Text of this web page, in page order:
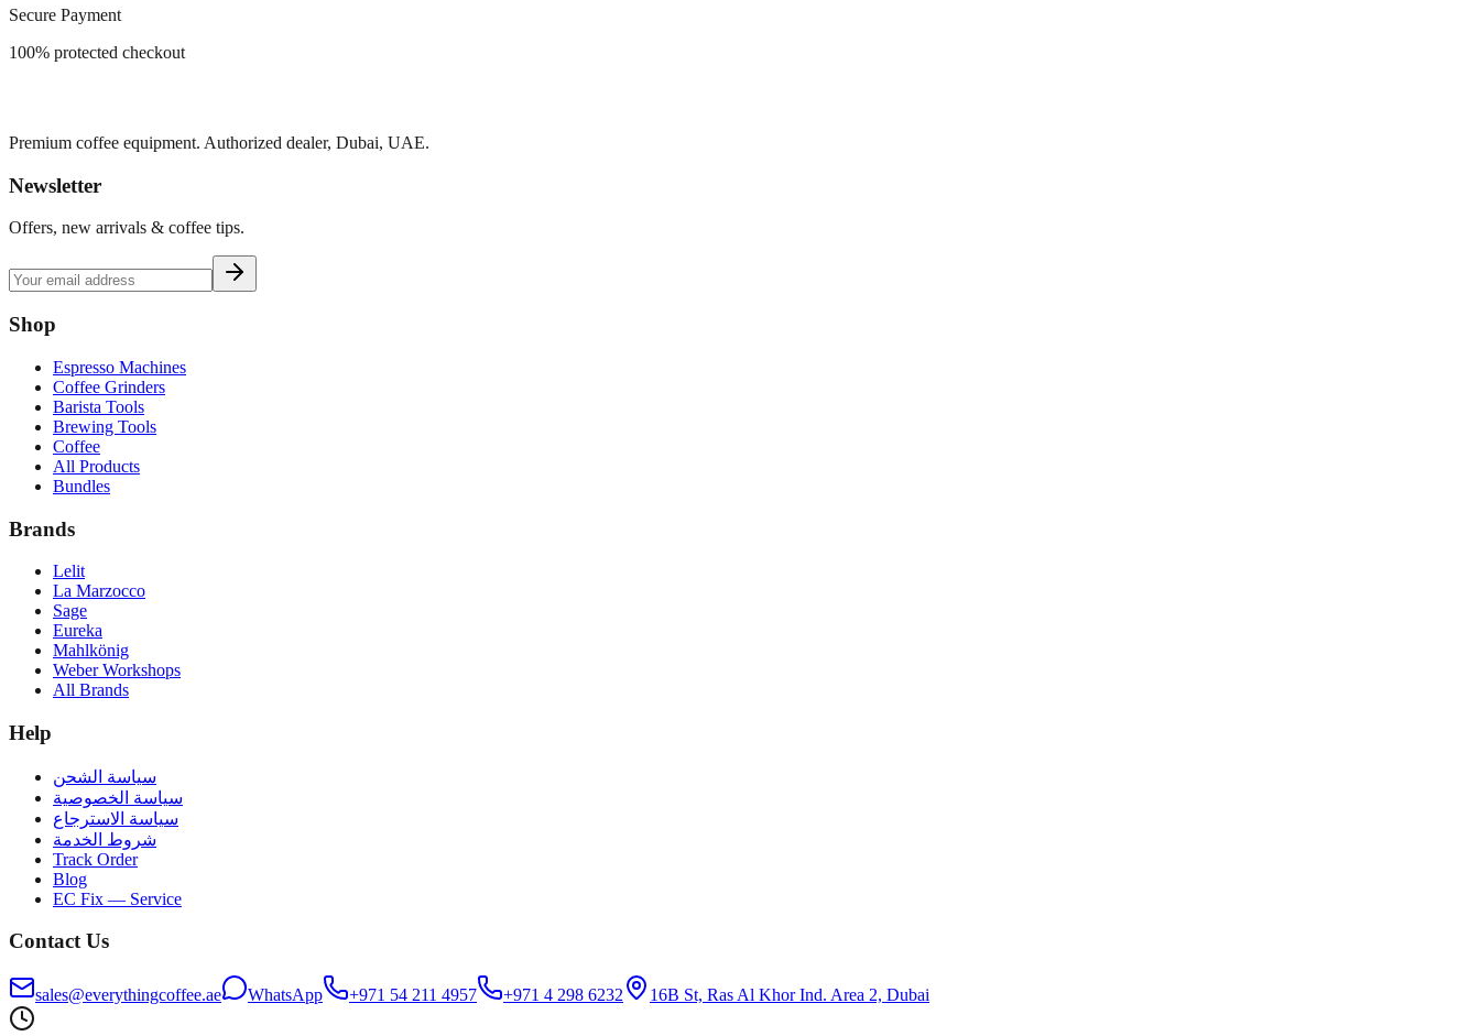
Secure Payment
100% protected checkout
Premium coffee equipment. Authorized dealer, Dubai, UAE.
Newsletter
Offers, new arrivals & coffee tips.
Shop
Espresso Machines
Coffee Grinders
Barista Tools
Brewing Tools
Coffee
All Products
Bundles
Brands
Lelit
La Marzocco
Sage
Eureka
Mahlkönig
Weber Workshops
All Brands
Help
سياسة الشحن
سياسة الخصوصية
سياسة الاسترجاع
شروط الخدمة
Track Order
Blog
EC Fix — Service
Contact Us
sales@everythingcoffee.ae WhatsApp +971 54 211 4957 +971 4 298 6232 16B St, Ras Al Khor Ind. Area 2, Dubai